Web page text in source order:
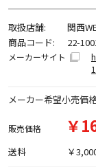
取扱店舗:
関西
商品コード:
22-
メーカーサイト
メーカー希望小売価
販売価格 ￥
送料 ￥